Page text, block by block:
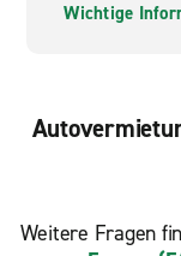
Wichtige
Weitere Fragen